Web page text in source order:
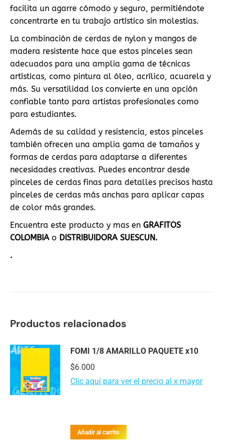
facilita un agarre cómodo y seguro, permitiéndote
concentrarte en tu trabajo artístico sin molestias.
La combinación de cerdas de nylon y mangos de
madera resistente hace que estos pinceles sean
adecuados para una amplia gama de técnicas
artísticas, como pintura al óleo, acrílico, acuarela y
más. Su versatilidad los convierte en una opción
confiable tanto para artistas profesionales como
para estudiantes.
Además de su calidad y resistencia, estos pinceles
también ofrecen una amplia gama de tamaños y
formas de cerdas para adaptarse a diferentes
necesidades creativas. Puedes encontrar desde
pinceles de cerdas finas para detalles precisos hasta
pinceles de cerdas más anchas para aplicar capas
de color más grandes.
Encuentra este producto y mas en GRAFITOS
COLOMBIAo DISTRIBUIDORA SUESCUN.
.
Productos relacionados
FOMI 1/8 AMARILLO PAQUETE x10
$6.000
Clic aquí para ver el precio al x mayor
Añadir al carrito